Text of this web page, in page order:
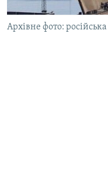
Архівне фото: